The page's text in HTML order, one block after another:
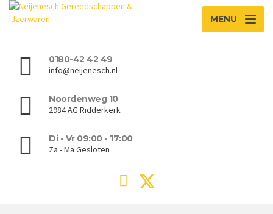
MENU
0180-42 42 49
info@neijenesch.nl
Noordenweg 10
2984 AG Ridderkerk
Di - Vr 09:00 - 17:00
Za - Ma Gesloten